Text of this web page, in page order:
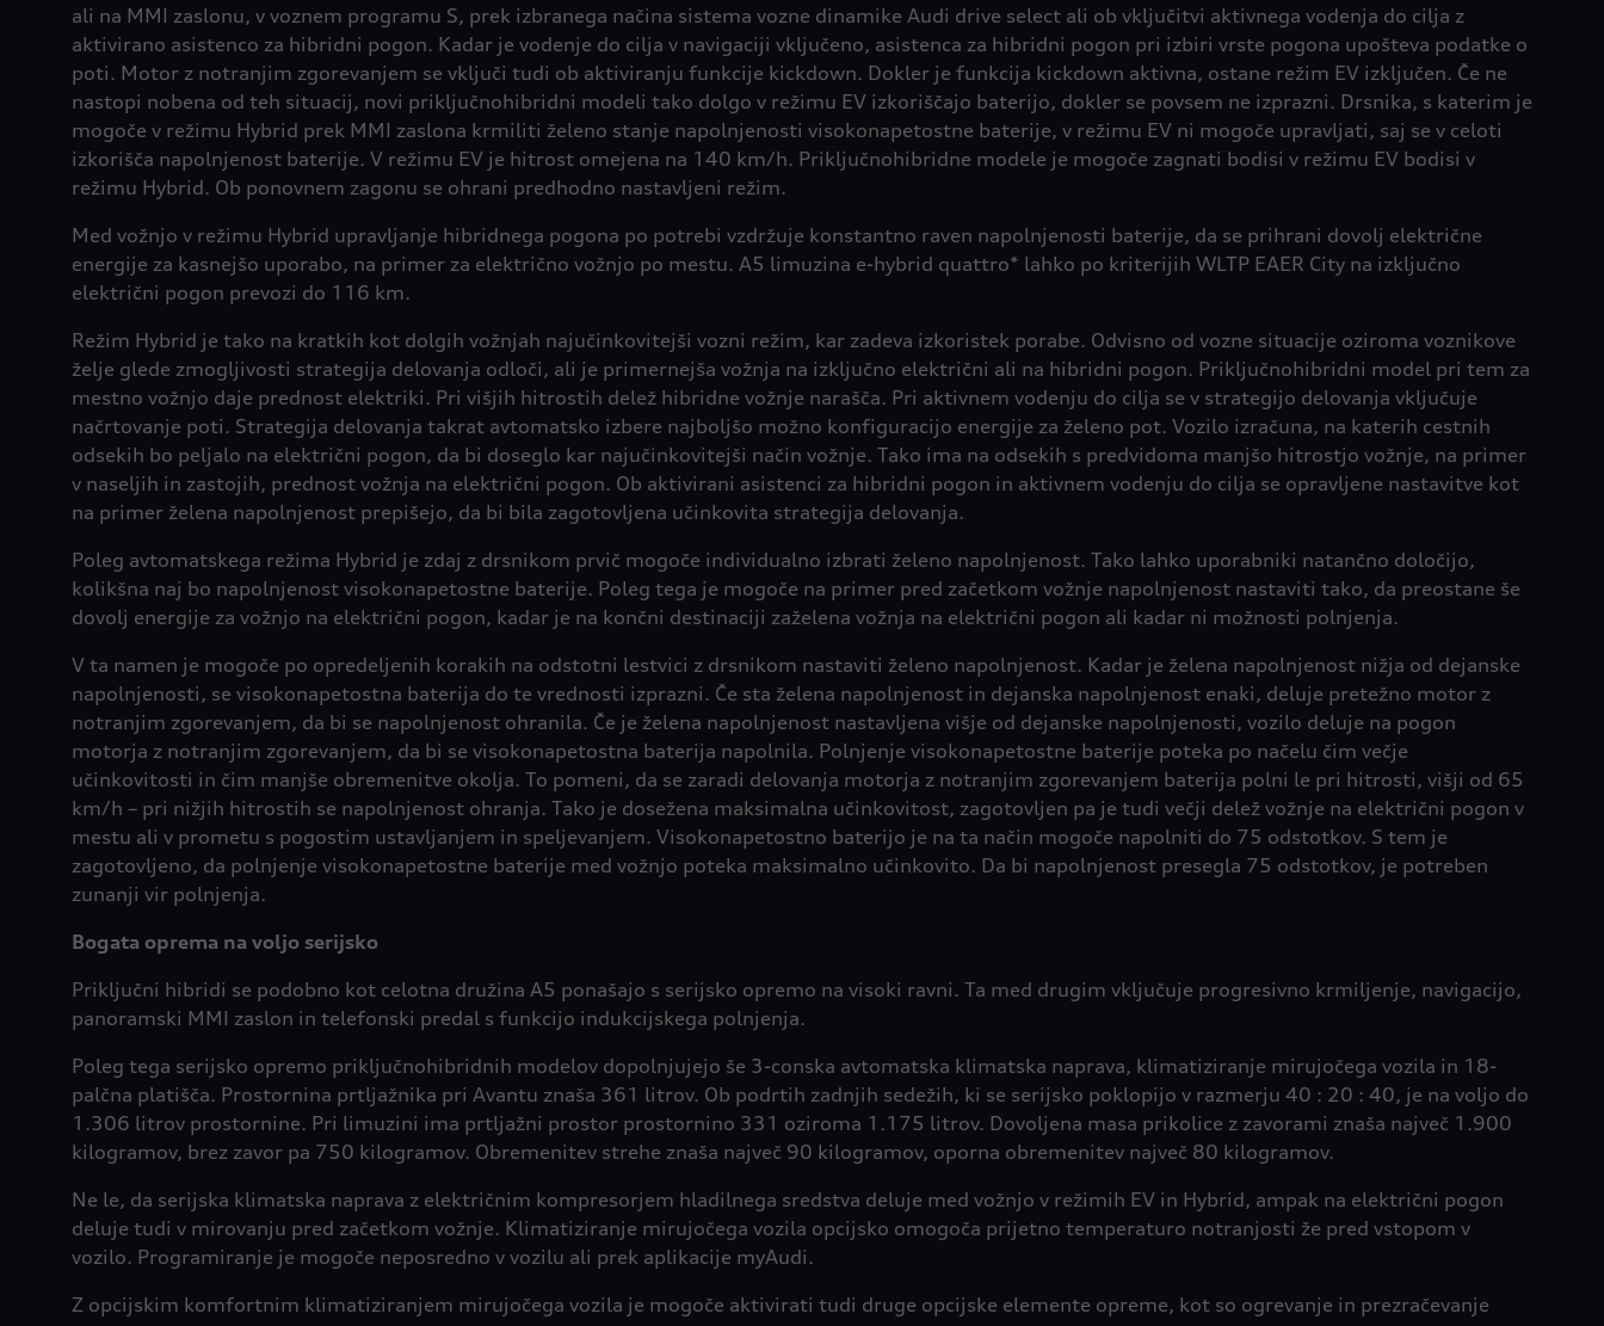
ali na MMI zaslonu, v voznem programu S, prek izbranega načina sistema vozne dinamike Audi drive select ali ob vključitvi aktivnega vodenja do cilja z
aktivirano asistenco za hibridni pogon. Kadar je vodenje do cilja v navigaciji vključeno, asistenca za hibridni pogon pri izbiri vrste pogona upošteva podatke o
poti. Motor z notranjim zgorevanjem se vključi tudi ob aktiviranju funkcije kickdown. Dokler je funkcija kickdown aktivna, ostane režim EV izključen. Če ne
nastopi nobena od teh situacij, novi priključnohibridni modeli tako dolgo v režimu EV izkoriščajo baterijo, dokler se povsem ne izprazni. Drsnika, s katerim je
mogoče v režimu Hybrid prek MMI zaslona krmiliti želeno stanje napolnjenosti visokonapetostne baterije, v režimu EV ni mogoče upravljati, saj se v celoti
izkorišča napolnjenost baterije. V režimu EV je hitrost omejena na 140 km/h. Priključnohibridne modele je mogoče zagnati bodisi v režimu EV bodisi v
režimu Hybrid. Ob ponovnem zagonu se ohrani predhodno nastavljeni režim.
Med vožnjo v režimu Hybrid upravljanje hibridnega pogona po potrebi vzdržuje konstantno raven napolnjenosti baterije, da se prihrani dovolj električne
energije za kasnejšo uporabo, na primer za električno vožnjo po mestu. A5 limuzina e-hybrid quattro* lahko po kriterijih WLTP EAER City na izključno
električni pogon prevozi do 116 km.
Režim Hybrid je tako na kratkih kot dolgih vožnjah najučinkovitejši vozni režim, kar zadeva izkoristek porabe. Odvisno od vozne situacije oziroma voznikove
želje glede zmogljivosti strategija delovanja odloči, ali je primernejša vožnja na izključno električni ali na hibridni pogon. Priključnohibridni model pri tem za
mestno vožnjo daje prednost elektriki. Pri višjih hitrostih delež hibridne vožnje narašča. Pri aktivnem vodenju do cilja se v strategijo delovanja vključuje
načrtovanje poti. Strategija delovanja takrat avtomatsko izbere najboljšo možno konfiguracijo energije za želeno pot. Vozilo izračuna, na katerih cestnih
odsekih bo peljalo na električni pogon, da bi doseglo kar najučinkovitejši način vožnje. Tako ima na odsekih s predvidoma manjšo hitrostjo vožnje, na primer
v naseljih in zastojih, prednost vožnja na električni pogon. Ob aktivirani asistenci za hibridni pogon in aktivnem vodenju do cilja se opravljene nastavitve kot
na primer želena napolnjenost prepišejo, da bi bila zagotovljena učinkovita strategija delovanja.
Poleg avtomatskega režima Hybrid je zdaj z drsnikom prvič mogoče individualno izbrati želeno napolnjenost. Tako lahko uporabniki natančno določijo,
kolikšna naj bo napolnjenost visokonapetostne baterije. Poleg tega je mogoče na primer pred začetkom vožnje napolnjenost nastaviti tako, da preostane še
dovolj energije za vožnjo na električni pogon, kadar je na končni destinaciji zaželena vožnja na električni pogon ali kadar ni možnosti polnjenja.
V ta namen je mogoče po opredeljenih korakih na odstotni lestvici z drsnikom nastaviti želeno napolnjenost. Kadar je želena napolnjenost nižja od dejanske
napolnjenosti, se visokonapetostna baterija do te vrednosti izprazni. Če sta želena napolnjenost in dejanska napolnjenost enaki, deluje pretežno motor z
notranjim zgorevanjem, da bi se napolnjenost ohranila. Če je želena napolnjenost nastavljena višje od dejanske napolnjenosti, vozilo deluje na pogon
motorja z notranjim zgorevanjem, da bi se visokonapetostna baterija napolnila. Polnjenje visokonapetostne baterije poteka po načelu čim večje
učinkovitosti in čim manjše obremenitve okolja. To pomeni, da se zaradi delovanja motorja z notranjim zgorevanjem baterija polni le pri hitrosti, višji od 65
km/h – pri nižjih hitrostih se napolnjenost ohranja. Tako je dosežena maksimalna učinkovitost, zagotovljen pa je tudi večji delež vožnje na električni pogon v
mestu ali v prometu s pogostim ustavljanjem in speljevanjem. Visokonapetostno baterijo je na ta način mogoče napolniti do 75 odstotkov. S tem je
zagotovljeno, da polnjenje visokonapetostne baterije med vožnjo poteka maksimalno učinkovito. Da bi napolnjenost presegla 75 odstotkov, je potreben
zunanji vir polnjenja.
Bogata oprema na voljo serijsko
Priključni hibridi se podobno kot celotna družina A5 ponašajo s serijsko opremo na visoki ravni. Ta med drugim vključuje progresivno krmiljenje, navigacijo,
panoramski MMI zaslon in telefonski predal s funkcijo indukcijskega polnjenja.
Poleg tega serijsko opremo priključnohibridnih modelov dopolnjujejo še 3-conska avtomatska klimatska naprava, klimatiziranje mirujočega vozila in 18-
palčna platišča. Prostornina prtljažnika pri Avantu znaša 361 litrov. Ob podrtih zadnjih sedežih, ki se serijsko poklopijo v razmerju 40 : 20 : 40, je na voljo do
1.306 litrov prostornine. Pri limuzini ima prtljažni prostor prostornino 331 oziroma 1.175 litrov. Dovoljena masa prikolice z zavorami znaša največ 1.900
kilogramov, brez zavor pa 750 kilogramov. Obremenitev strehe znaša največ 90 kilogramov, oporna obremenitev največ 80 kilogramov.
Ne le, da serijska klimatska naprava z električnim kompresorjem hladilnega sredstva deluje med vožnjo v režimih EV in Hybrid, ampak na električni pogon
deluje tudi v mirovanju pred začetkom vožnje. Klimatiziranje mirujočega vozila opcijsko omogoča prijetno temperaturo notranjosti že pred vstopom v
vozilo. Programiranje je mogoče neposredno v vozilu ali prek aplikacije myAudi.
Z opcijskim komfortnim klimatiziranjem mirujočega vozila je mogoče aktivirati tudi druge opcijske elemente opreme, kot so ogrevanje in prezračevanje